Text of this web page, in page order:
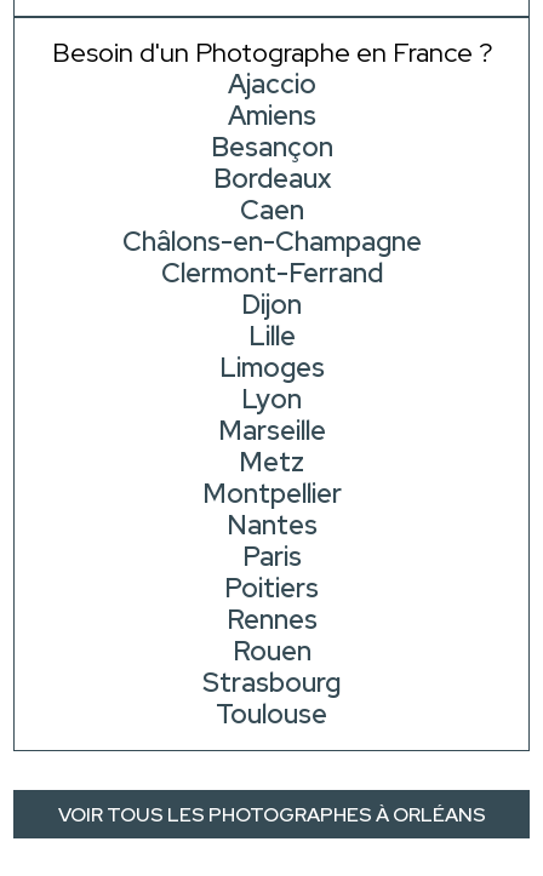
Besoin d'un Photographe en France ?
Ajaccio
Amiens
Besançon
Bordeaux
Caen
Châlons-en-Champagne
Clermont-Ferrand
Dijon
Lille
Limoges
Lyon
Marseille
Metz
Montpellier
Nantes
Paris
Poitiers
Rennes
Rouen
Strasbourg
Toulouse
VOIR TOUS LES PHOTOGRAPHES À ORLÉANS